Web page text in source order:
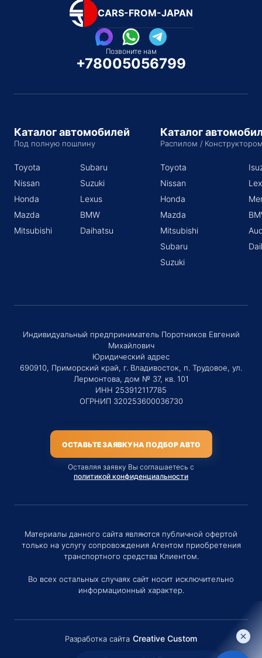
CARS-FROM-JAPAN
Позвоните нам
+78005056799
Каталог автомобилей
Под полную пошлину
Toyota
Nissan
Honda
Mazda
Mitsubishi
Subaru
Suzuki
Lexus
BMW
Daihatsu
Каталог
Распилом /
Toyota
Nissan
Honda
Mazda
Mitsubishi
Subaru
Suzuki
Индивидуальный предприниматель Поротников Евгений
Михайлович
Юридический адрес
690910, Приморский край, г. Владивосток, п. Трудовое, ул.
Лермонтова, дом № 37, кв. 101
ИНН 253912117785
ОГРНИП 320253600036730
ОСТАВЬТЕ ЗАЯВКУ НА ПОДБОР АВТО
Оставляя заявку Вы соглашаетесь с
политикой конфиденциальности
Материалы данного сайта являются публичной офертой
только на услугу сопровождения Агентом приобретения
транспортного средства Клиентом.
Во всех остальных случаях сайт носит исключительно
информационный характер.
Разработка сайта Creative Custom